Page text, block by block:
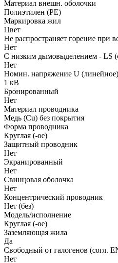
Материал внешн. оболочки
Полиэтилен (PE)
Маркировка жил
Цвет
Не распространяет горение при
Нет
С низким дымовыделением - LS
Нет
Номин. напряжение U (линейное)
1 кВ
Бронированный
Нет
Материал проводника
Медь (Cu) без покрытия
Форма проводника
Круглая (-ое)
Защитный проводник
Нет
Экранированный
Нет
Свинцовая оболочка
Нет
Концентрический проводник
Нет (без)
Модель/исполнение
Круглая (-ое)
Заземляющая жила
Да
Свободный от галогенов (согл.
Нет